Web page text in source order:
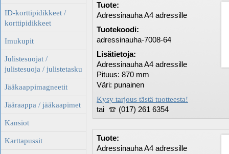
ID-korttipidikkeet /
korttipidikkeet
Imukupit
Julistesuojat /
julistesuoja / julistetasku
Jääkaappimagneetit
Jääraappa / jääkaapimet
Kansiot
Karttapussit
Tuote:
Adressinauha A4 adressille
Tuotekoodi:
adressinauha-7008-64
Lisätietoja:
Adressinauha A4 adressille
Pituus: 870 mm
Väri: punainen
Kysy tarjous tästä tuotteesta!
tai (017) 261 6354
Tuote:
Adressinauha A4 adressille